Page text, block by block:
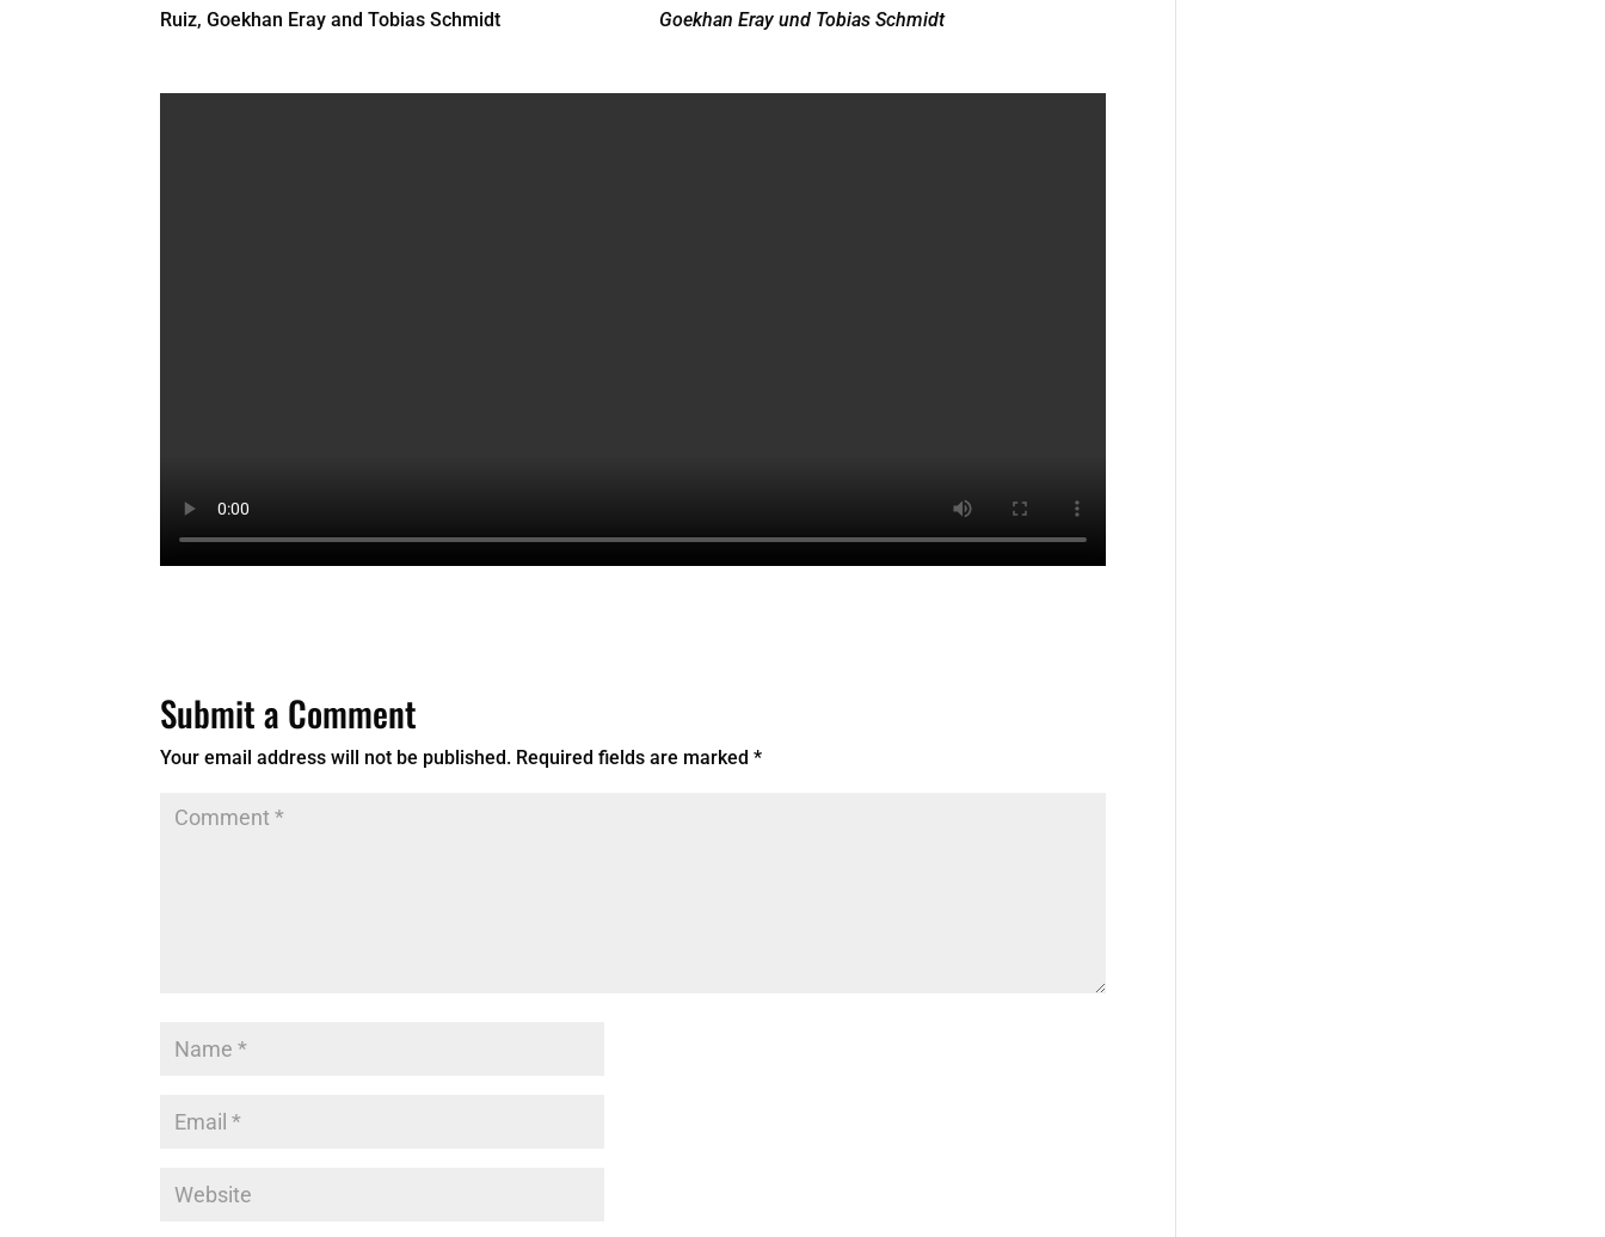
Ruiz, Goekhan Eray and Tobias Schmidt
Goekhan Eray und Tobias Schmidt
Submit a Comment
Your email address will not be published. Required fields are marked*